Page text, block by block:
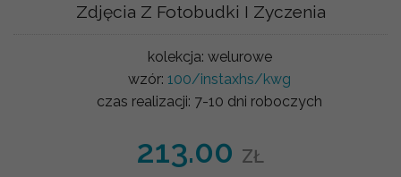
Zdjęcia Z Fotobudki I Zyczenia
kolekcja: welurowe
wzór: 100/instaxhs/kwg
czas realizacji: 7-10 dni roboczych
213.00 ZŁ